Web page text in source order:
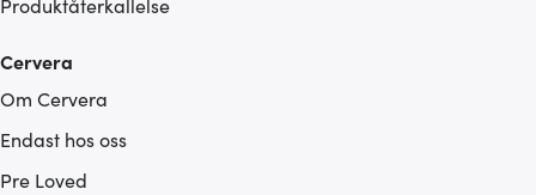
Cervera
Om Cervera
Endast hos oss
Pre Loved